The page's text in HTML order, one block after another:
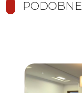
PODOBNE
Dodaj do ulubionych